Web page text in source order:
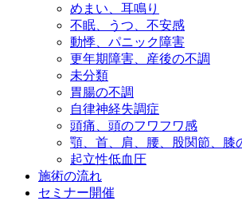
めまい、耳鳴り
不眠、うつ、不安感
動悸、パニック障害
更年期障害、産後の不調
未分類
胃腸の不調
自律神経失調症
頭痛、頭のフワフワ感
顎、首、肩、腰、股関節、膝
起立性低血圧
施術の流れ
セミナー開催